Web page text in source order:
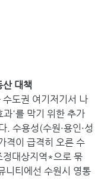
산 대책
도권 여기저기서 나
과'를 막기 위한 추가
. 수용성(수원·용인·성
격이 급격히 오른 수
정대상지역*으로 묶
니티에선 수원시 영통